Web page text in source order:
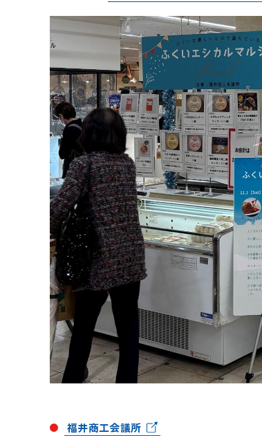
福井商工会議所